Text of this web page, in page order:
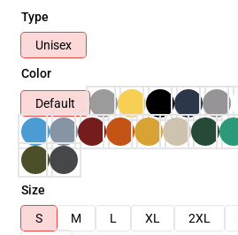
Type
Unisex
Color
Default
Size
S
M L XL 2XL